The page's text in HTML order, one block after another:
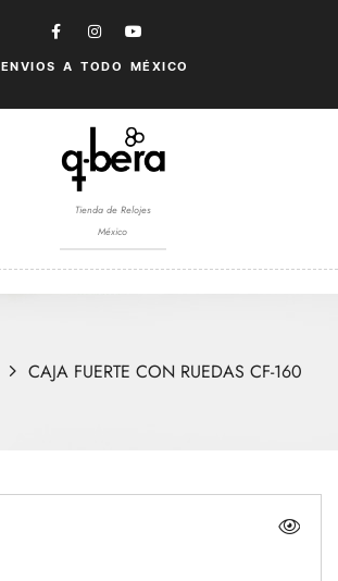
ENVIOS A TODO MÉXICO
Tienda de Relojes
México
CAJA FUERTE CON RUEDAS CF-160